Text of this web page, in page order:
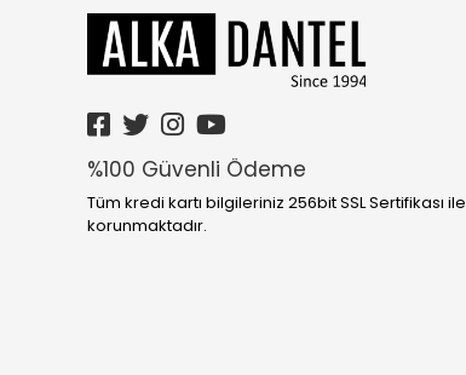
%100 Güvenli Ödeme
Tüm kredi kartı bilgileriniz 256bit SSL Sertifikası ile
korunmaktadır.